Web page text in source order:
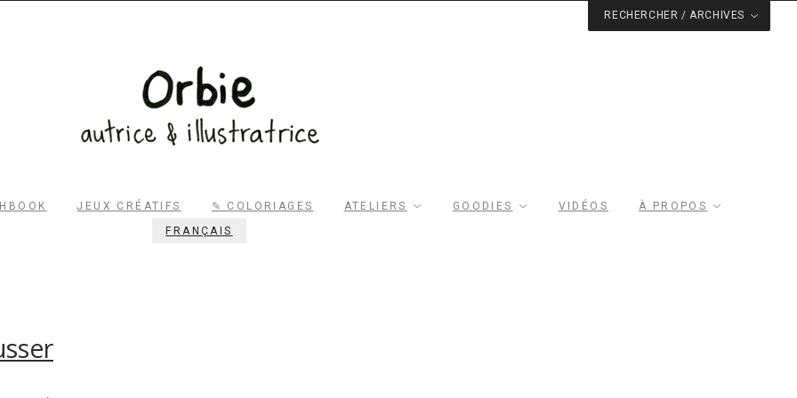
RECHERCHER / ARCHIVES
JEUX CRÉATIFS ✎ COLORIAGES ATELIERS GOODIES VIDÉOS
À PROPOS
FRANÇAIS